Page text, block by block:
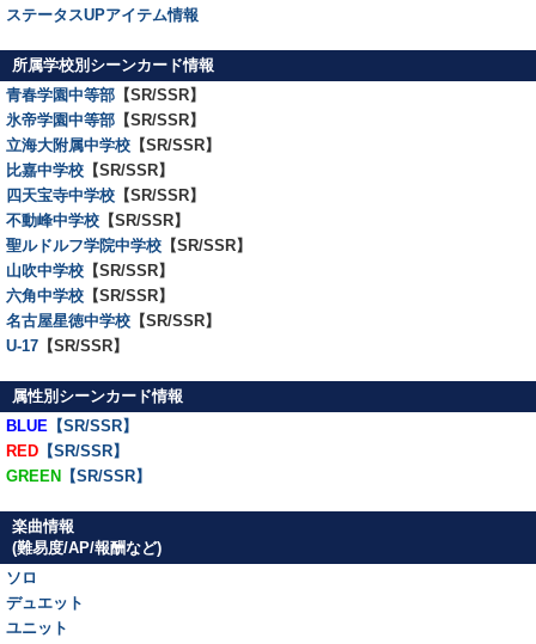
ステータスUPアイテム情報
所属学校別シーンカード情報
青春学園中等部 【SR/SSR】
氷帝学園中等部 【SR/SSR】
立海大附属中学校 【SR/SSR】
比嘉中学校 【SR/SSR】
四天宝寺中学校 【SR/SSR】
不動峰中学校 【SR/SSR】
聖ルドルフ学院中学校 【SR/SSR】
山吹中学校 【SR/SSR】
六角中学校 【SR/SSR】
名古屋星徳中学校 【SR/SSR】
U-17 【SR/SSR】
属性別シーンカード情報
BLUE 【SR/SSR】
RED 【SR/SSR】
GREEN 【SR/SSR】
楽曲情報
(難易度/AP/報酬など)
ソロ
デュエット
ユニット